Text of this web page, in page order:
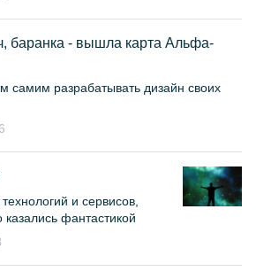
баранка - вышла карта Альфа-
самим разрабатывать дизайн своих
и сервисов,
фантастикой